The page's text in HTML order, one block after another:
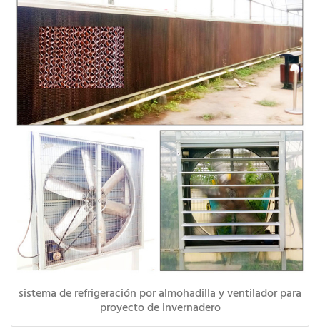
sistema de refrigeración por almohadilla y ventilador para
proyecto de invernadero